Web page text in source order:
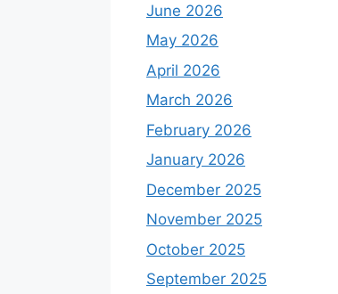
June 2026
May 2026
April 2026
March 2026
February 2026
January 2026
December 2025
November 2025
October 2025
September 2025